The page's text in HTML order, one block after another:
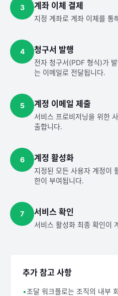
3 계좌 이체 결제
지정 계좌로 계좌 이체를 통
4 청구서 발행
전자 청구서(PDF 형식)가
는 이메일로 전달됩니다.
5 계정 이메일 제출
서비스 프로비저닝을 위한
출합니다.
6 계정 활성화
지정된 모든 사용자 계정이
한이 부여됩니다.
7 서비스 확인
서비스 활성화 최종 확인이
추가 참고 사항
•조달 워크플로는 조직의 내부